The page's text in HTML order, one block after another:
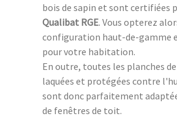
bois de sapin et sont certifiées
Qualibat RGE. Vous opterez
configuration haut-de-gamme
pour votre habitation.
En outre, toutes les planches
laquées et protégées contre
sont donc parfaitement
de fenêtres de toit.